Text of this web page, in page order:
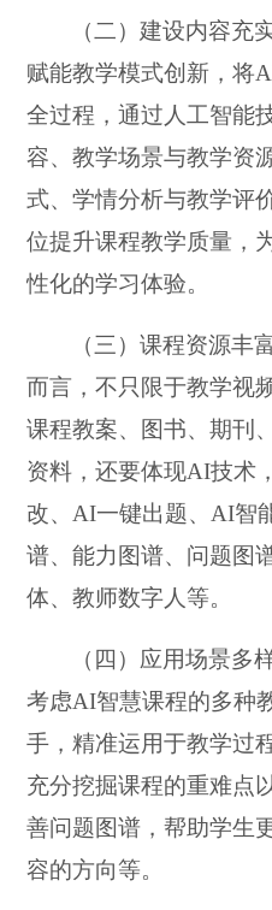
（二）建设内容充
赋能教学模式创新，将
全过程，通过人工智能
容、教学场景与教学资
式、学情分析与教学评
位提升课程教学质量，
性化的学习体验。
（三）课程资源丰
而言，不只限于教学视
课程教案、图书、期刊
资料，还要体现AI技术
改、AI一键出题、AI智
谱、能力图谱、问题图
体、教师数字人等。
（四）应用场景多
考虑AI智慧课程的多种
手，精准运用于教学过
充分挖掘课程的重难点
善问题图谱，帮助学生
容的方向等。